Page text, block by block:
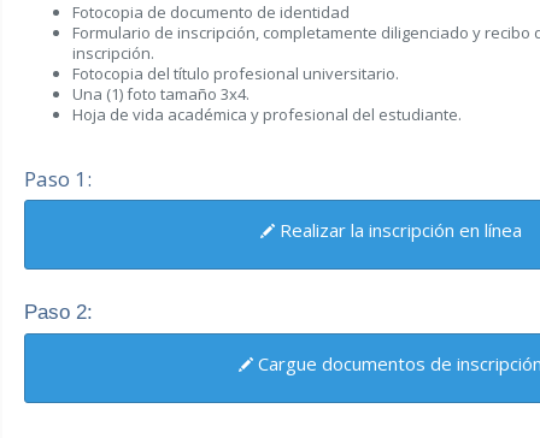
Fotocopia de documento de identidad
Formulario de inscripción, completamente diligenciado y recibo
inscripción.
Fotocopia del título profesional universitario.
Una (1) foto tamaño 3x4.
Hoja de vida académica y profesional del estudiante.
Paso 1:
Realizar la inscripción en línea
Paso 2:
Cargue documentos de